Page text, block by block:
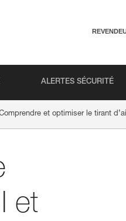
ALERTES SÉCURITÉ
et optimiser le tirant
et